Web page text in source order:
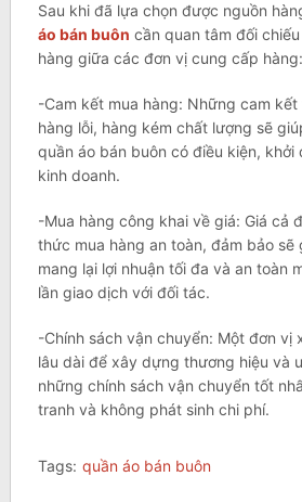
Sau khi đã lựa chọn được nguồn
áo bán buôn cần quan tâm đối
hàng giữa các đơn vị cung cấp hàng:
-Cam kết mua hàng: Những cam
hàng lỗi, hàng kém chất lượng sẽ
quần áo bán buôn có điều kiện, khởi
kinh doanh.
-Mua hàng công khai về giá: Giá cả
thức mua hàng an toàn, đảm bảo sẽ
mang lại lợi nhuận tối đa và an toàn
lần giao dịch với đối tác.
-Chính sách vận chuyển: Một đơn vị
lâu dài để xây dựng thương hiệu và
những chính sách vận chuyển tốt
tranh và không phát sinh chi phí.
Tags: quần áo bán buôn